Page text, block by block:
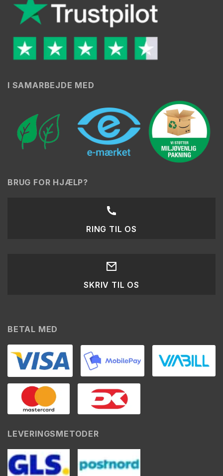
I SAMARBEJDE MED
BRUG FOR HJÆLP?
RING TIL OS
SKRIV TIL OS
BETAL MED
LEVERINGSMETODER